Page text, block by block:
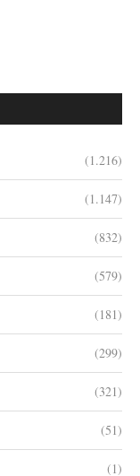
(1.216)
(1.147)
(832)
(579)
(181)
(299)
(321)
(51)
(1)